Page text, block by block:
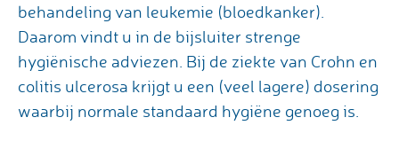
behandeling van leukemie (bloedkanker).
Daarom vindt u in de bijsluiter strenge
hygiënische adviezen. Bij de ziekte van Crohn en
colitis ulcerosa krijgt u een (veel lagere) dosering
waarbij normale standaard hygiëne genoeg is.